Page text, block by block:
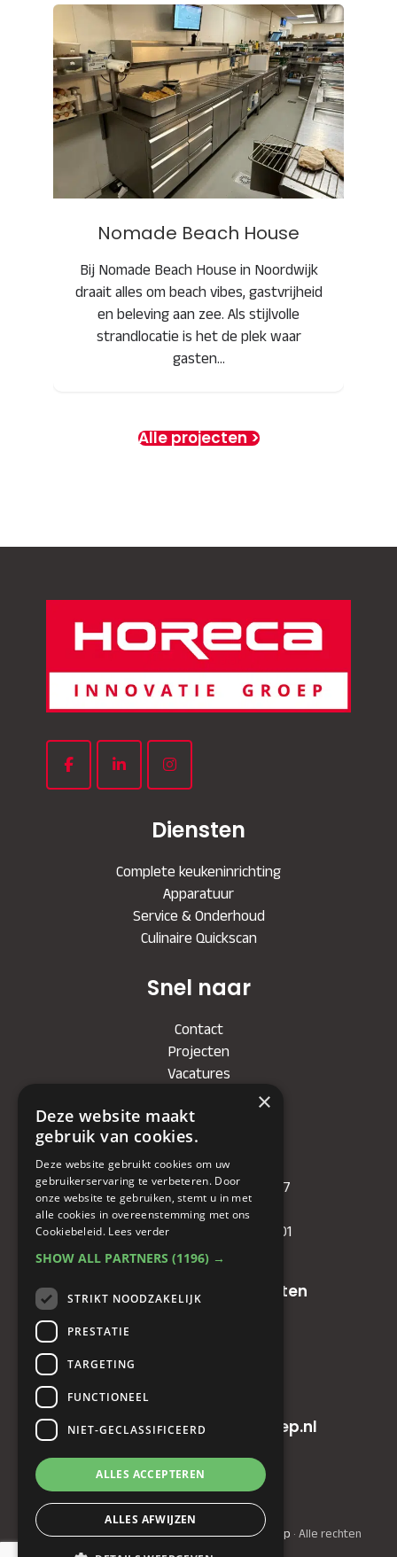
Nomade Beach House
Nomade Beach House
Bij Nomade Beach House in Noordwijk
draait alles om beach vibes, gastvrijheid
en beleving aan zee. Als stijlvolle
strandlocatie is het de plek waar
gasten…
Alle projecten >
Diensten
Complete keukeninrichting
Apparatuur
Service & Onderhoud
Culinaire Quickscan
Snel naar
Contact
Projecten
Vacatures
Bedrijf
KVK: 71479090
IBAN : NL81RABO0349089957
BIC :
RABONL2U
BTW (VAT) :
NL. 858732191.B01
Oude baan 49, 5125 NG Hulten
+31(0)161 23 48 68
info@horecainnovatiegroep.nl
AV
© Copyright 2022 - 2026Horeca Innovatie Groep · Alle rechten
×
Deze website maakt
gebruik van cookies.
Deze website gebruikt cookies om uw
gebruikerservaring te verbeteren. Door
onze website te gebruiken, stemt u in met
alle cookies in overeenstemming met ons
Cookiebeleid. Lees verder
SHOW ALL PARTNERS (1196) →
STRIKT NOODZAKELIJK
PRESTATIE
TARGETING
FUNCTIONEEL
NIET-GECLASSIFICEERD
ALLES ACCEPTEREN
ALLES AFWIJZEN